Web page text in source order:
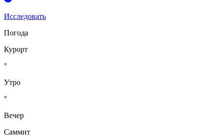
Исследовать
Погода
Курорт
°
Утро
°
Вечер
Саммит